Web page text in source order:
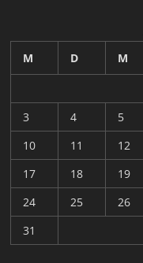
M
D M
3
4 5
10
11 12
17
18 19
24
25 26
31